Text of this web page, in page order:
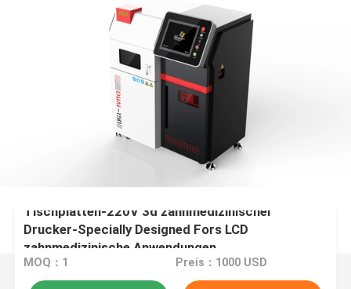
Tischplatten-220V 3d zahnmedizinischer
Drucker-Specially Designed Fors LCD
zahnmedizinische Anwendungen
MOQ：1 Preis：1000 USD